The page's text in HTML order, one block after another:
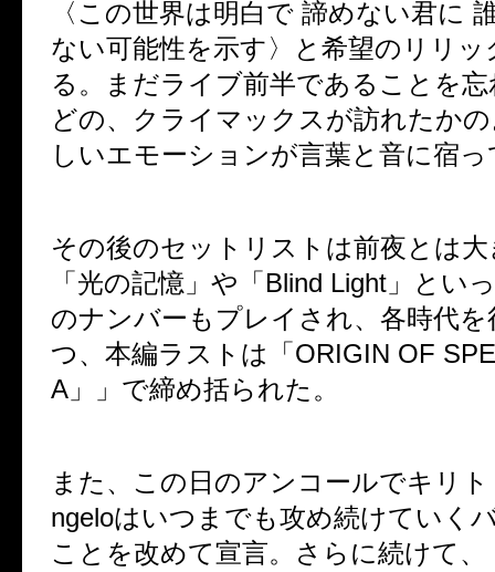
〈この世界は明白で 諦めない君に
ない可能性を示す〉と希望のリリッ
る。まだライブ前半であることを
どの、クライマックスが訪れたか
しいエモーションが言葉と音に宿
その後のセットリストは前夜とは
「光の記憶」や「 Blind Light 」とい
のナンバーもプレイされ、各時代
つ、本編ラストは「 ORIGIN OF
A 」」で締め括られた。
また、この日のアンコールでキリト
ngeloはいつまでも攻め続けていく
ことを改めて宣言。さらに続けて、